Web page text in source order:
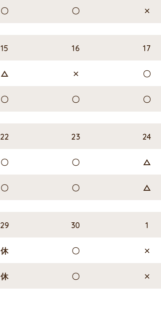
〇 〇 ✕
15 16 17
△ ✕ 〇
〇 〇 〇
22 23 24
〇 〇 △
〇 〇 △
29 30 1
休 〇 ✕
休 〇 ✕